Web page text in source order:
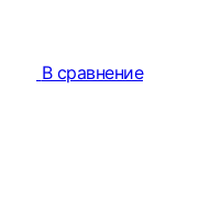
В сравнение